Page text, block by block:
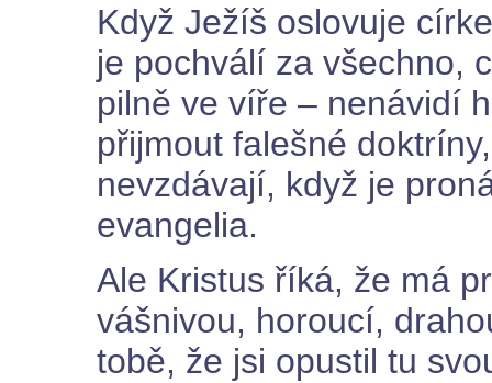
Když Ježíš oslovuje
je pochválí za všechno,
pilně ve víře – nenávidí
přijmout falešné
nevzdávají, když je
evangelia.
Ale Kristus říká, že má
vášnivou, horoucí,
tobě, že jsi opustil tu